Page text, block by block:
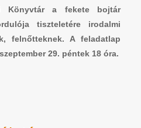
Könyvtár a fekete bojtár
tiszteletére irodalmi
felnőtteknek. A feladatlap
29. péntek 18 óra.